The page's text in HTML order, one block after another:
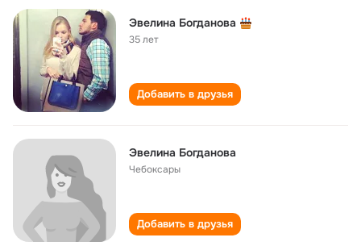
Эвелина Богданова
35 лет
Добавить в друзья
Эвелина Богданова
Чебоксары
Добавить в друзья